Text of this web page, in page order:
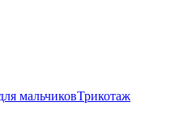
мальчиковТрикотаж